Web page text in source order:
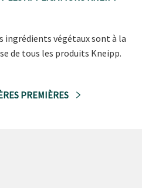
ingrédients végétaux sont à la
de tous les produits Kneipp.
PREMIÈRES